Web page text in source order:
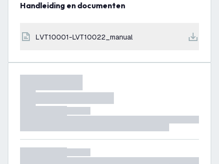
Handleiding en documenten
LVT10001-LVT10022_manual